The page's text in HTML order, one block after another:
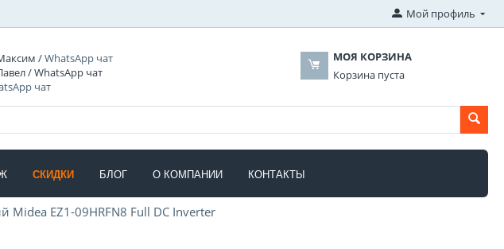
Мой профиль
/WhatsApp чат
/ WhatsApp чат
чат
МОЯ КОРЗИНА
Корзина пуста
СКИДКИ БЛОГ О КОМПАНИИ КОНТАКТЫ
EZ1-09HRFN8 Full DC Inverter